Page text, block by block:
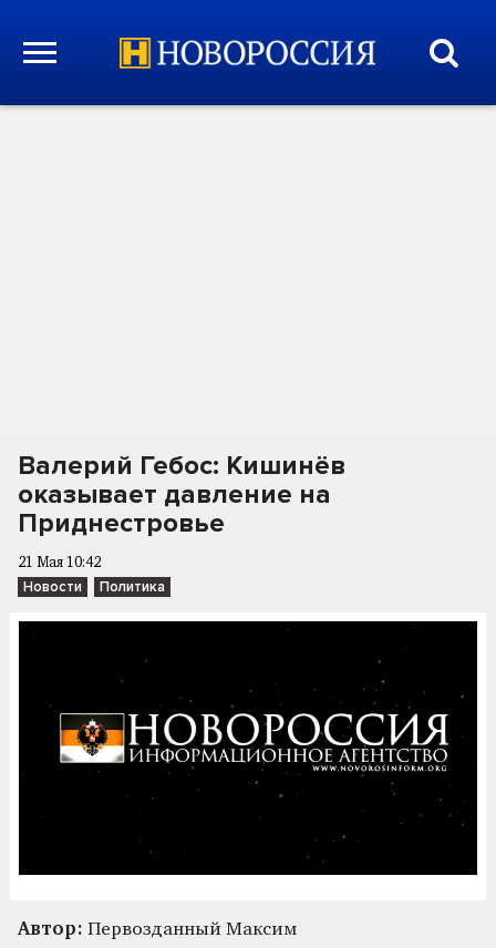
Валерий Гебос: Кишинёв
оказывает давление на
Приднестровье
21 Мая 10:42
Новости Политика
Автор: Первозданный Максим